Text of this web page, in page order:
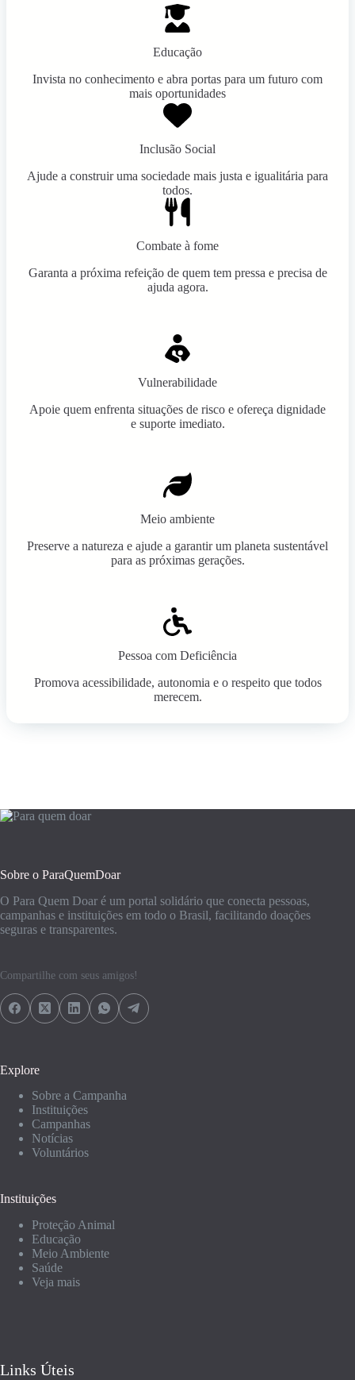
Educação
Invista no conhecimento e abra portas para um futuro com
mais oportunidades
Inclusão Social
Ajude a construir uma sociedade mais justa e igualitária para
todos.
Combate à fome
Garanta a próxima refeição de quem tem pressa e precisa de
ajuda agora.
Vulnerabilidade
Apoie quem enfrenta situações de risco e ofereça dignidade
e suporte imediato.
Meio ambiente
Preserve a natureza e ajude a garantir um planeta sustentável
para as próximas gerações.
Pessoa com Deficiência
Promova acessibilidade, autonomia e o respeito que todos
merecem.
Sobre o ParaQuemDoar
O Para Quem Doar é um portal solidário que conecta pessoas,
campanhas e instituições em todo o Brasil, facilitando doações
seguras e transparentes.
Compartilhe com seus amigos!
Explore
Sobre a Campanha
Instituições
Campanhas
Notícias
Voluntários
Instituições
Proteção Animal
Educação
Meio Ambiente
Saúde
Veja mais
Links Úteis